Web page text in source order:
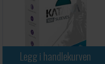
Legg i handlekurven